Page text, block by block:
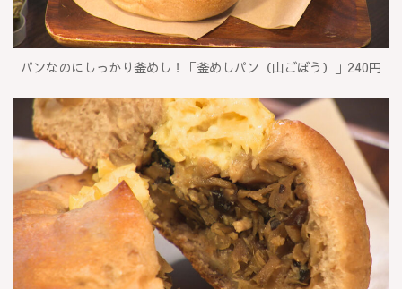
パンなのにしっかり釜めし！「釜めしパン（山ごぼう）」240円